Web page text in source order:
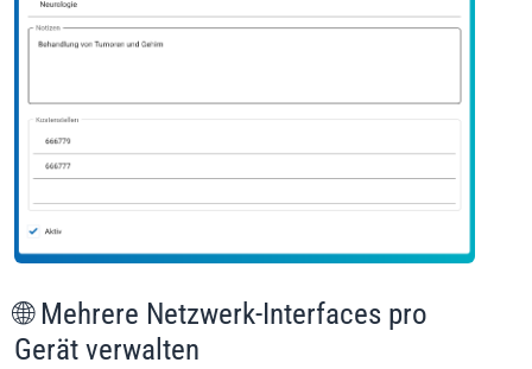
🌐 Mehrere Netzwerk-Interfaces pro
Gerät verwalten